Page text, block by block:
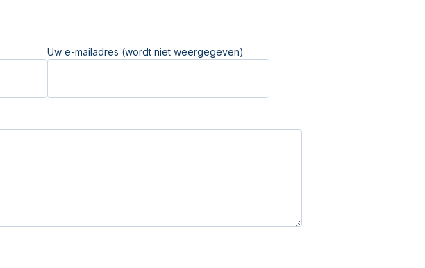
Uw e-mailadres (wordt niet weergegeven)